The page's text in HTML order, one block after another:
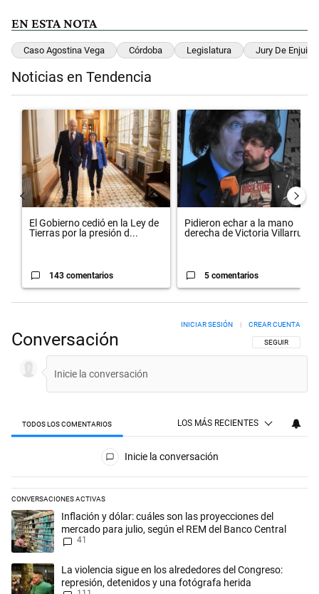
EN ESTA NOTA
Caso Agostina Vega Córdoba Legislatura Jury De
Noticias en Tendencia
Un artículo de tendencia con el título "El Gobierno cedió en la Ley
El Gobierno cedió en la Ley de
Tierras por la presión d...
143 comentarios
Un artículo de tendencia con el
Pidieron echar a la mano
derecha de Victoria Villarruel...
5 comentarios
Conversación SIGA ESTA
SEGUIR
INICIAR SESIÓN CREAR CUENTA
TODOS LOS COMENTARIOS LOS MÁS RECIENTES
Todos los comentarios
Inicie la conversación
CONVERSACIONES ACTIVAS
Este listado muestra los artículos con más comentarios en los
Un artículo de tendencia con el título "Inflación y dólar: cuáles son
Inflación y dólar: cuáles son las proyecciones del
mercado para julio, según el REM del Banco Central
41
Un artículo de tendencia con el título "La violencia sigue en los
La violencia sigue en los alrededores del Congreso:
represión, detenidos y una fotógrafa herida